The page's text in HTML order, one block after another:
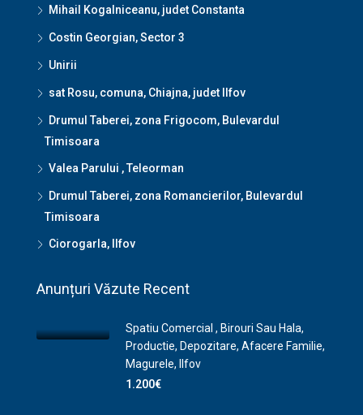
Mihail Kogalniceanu, judet Constanta
Costin Georgian, Sector 3
Unirii
sat Rosu, comuna, Chiajna, judet Ilfov
Drumul Taberei, zona Frigocom, Bulevardul
Timisoara
Valea Parului , Teleorman
Drumul Taberei, zona Romancierilor, Bulevardul
Timisoara
Ciorogarla, Ilfov
Anunțuri Văzute Recent
Spatiu Comercial , Birouri Sau Hala,
Productie, Depozitare, Afacere Familie,
Magurele, Ilfov
1.200€